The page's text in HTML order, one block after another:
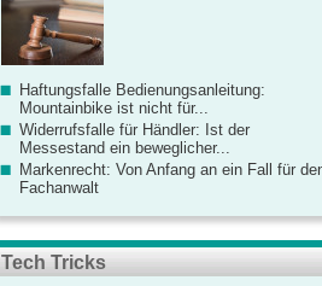
Haftungsfalle Bedienungsanleitung:
Mountainbike ist nicht für...
Widerrufsfalle für Händler: Ist der
Messestand ein beweglicher...
Markenrecht: Von Anfang an ein Fall für
Fachanwalt
Tech Tricks